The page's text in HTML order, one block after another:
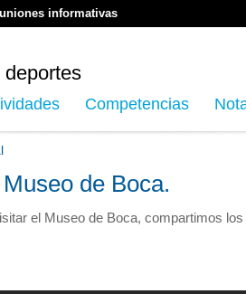
informativas
Competencias
de Boca.
el Museo de Boca, compartimos